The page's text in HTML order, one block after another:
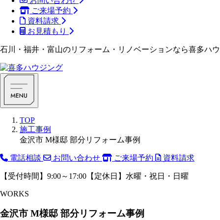
ご来場予約
資料請求
お見積もり
石川・福井・富山のリフォーム・リノベーションなら喜多ハ
TOP
施工事例
金沢市 M様邸 部分リフォーム事例
電話相談 お問い合わせ ご来場予約 資料請求
【受付時間】9:00～17:00【定休日】水曜・祝日・日曜
WORKS
金沢市 M様邸 部分リフォーム事例